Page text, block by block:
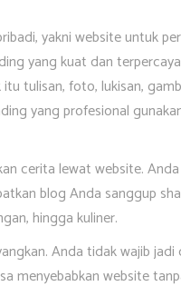
yakni website untuk
yang kuat dan
tulisan, foto, lukisan,
yang profesional
cerita lewat website.
blog Anda sanggup
hingga kuliner.
Anda tidak wajib
menyebabkan website